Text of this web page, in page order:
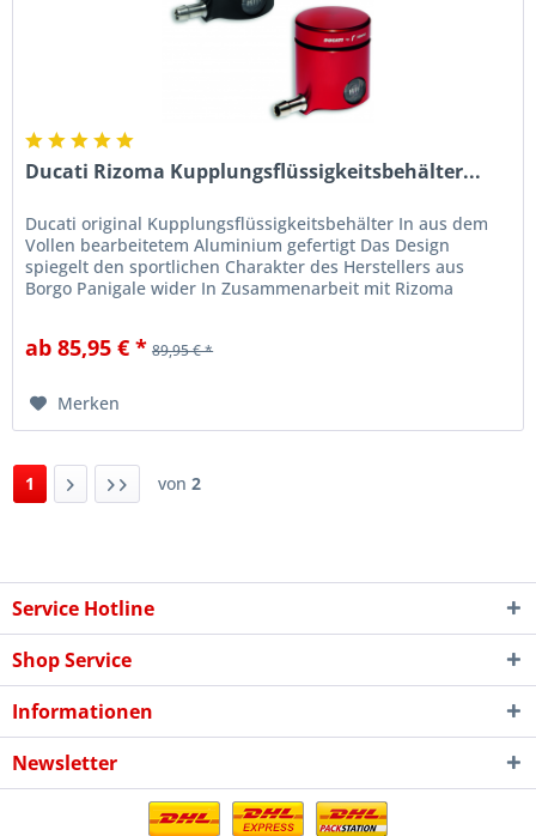
Ducati Rizoma Kupplungsflüssigkeitsbehälter...
Ducati original Kupplungsflüssigkeitsbehälter In aus dem
Vollen bearbeitetem Aluminium gefertigt Das Design
spiegelt den sportlichen Charakter des Herstellers aus
Borgo Panigale wider In Zusammenarbeit mit Rizoma
ab 85,95 € * 89,95 € *
Merken
1 von 2
Service Hotline
Shop Service
Informationen
Newsletter